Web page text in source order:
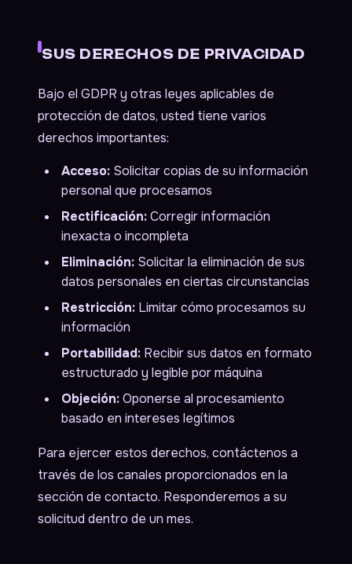
SUS DERECHOS DE PRIVACIDAD
Bajo el GDPR y otras leyes aplicables de
protección de datos, usted tiene varios
derechos importantes:
Acceso: Solicitar copias de su información
personal que procesamos
Rectificación:Corregir información
inexacta o incompleta
Eliminación: Solicitar la eliminación de sus
datos personales en ciertas circunstancias
Restricción: Limitar cómo procesamos su
información
Portabilidad: Recibir sus datos en formato
estructurado y legible por máquina
Objeción:Oponerse al procesamiento
basado en intereses legítimos
Para ejercer estos derechos, contáctenos a
través de los canales proporcionados en la
sección de contacto. Responderemos a su
solicitud dentro de un mes.